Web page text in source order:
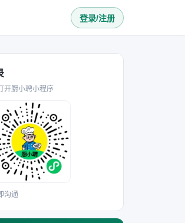
开厨小聘小程序
沟通
登录/注册